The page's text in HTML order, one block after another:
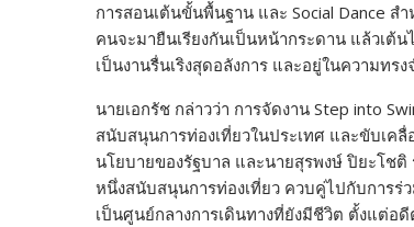
การสอนเต้นขั้นพื้นฐาน และ Social Dance ส
คนจะมายืนเรียงกันเป็นหน้ากระดาน แล้วเต้
เป็นงานรื่นเริงสุดอลังการ และอยู่ในความทร
นายเอกรัช กล่าวว่า การจัดงาน Step into
สนับสนุนการท่องเที่ยวในประเทศ และขับเค
นโยบายของรัฐบาล และนายสุรพงษ์ ปิยะโชติ
หนึ่งสนับสนุนการท่องเที่ยว ควบคู่ไปกับการ
เป็นศูนย์กลางการเดินทางที่ยังมีชีวิต ตั้งแต่อ